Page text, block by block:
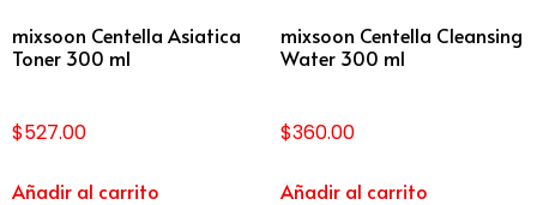
mixsoon Centella Asiatica
Toner 300 ml
$527.00
Añadir al carrito
mixsoon Centella Cleansing
Water 300 ml
$360.00
Añadir al carrito